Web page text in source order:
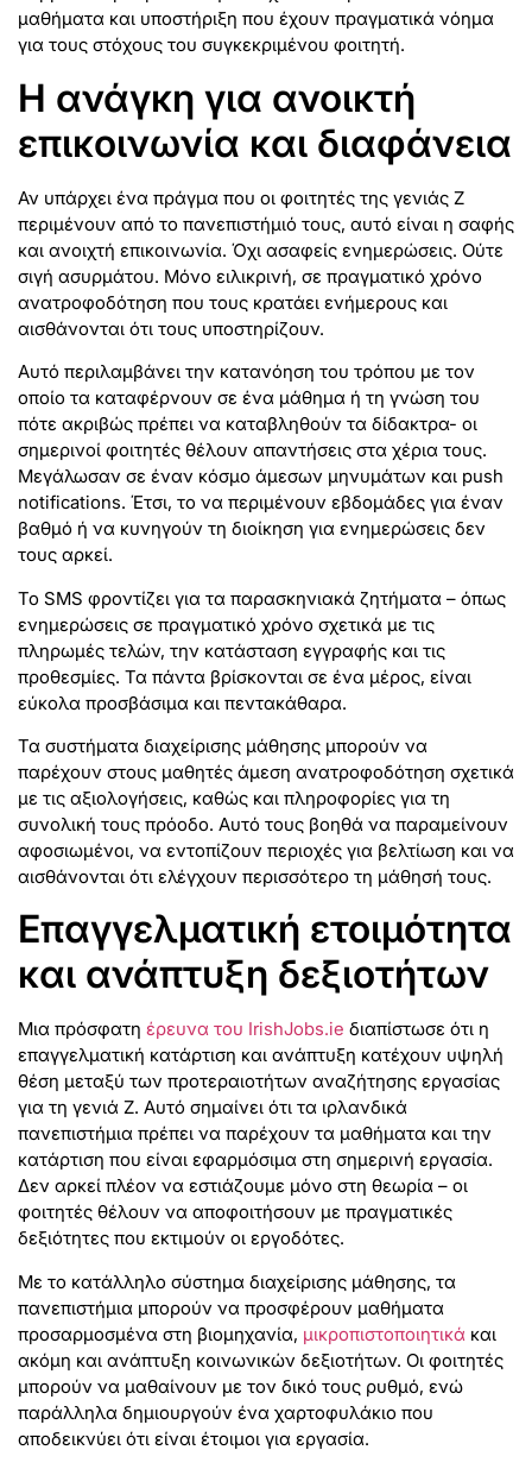
μαθήματα και υποστήριξη που έχουν πραγματικά νόημα
για τους στόχους του συγκεκριμένου φοιτητή.
Η ανάγκη για ανοικτή
επικοινωνία και διαφάνεια
Αν υπάρχει ένα πράγμα που οι φοιτητές της γενιάς Z
περιμένουν από το πανεπιστήμιό τους, αυτό είναι η σαφής
και ανοιχτή επικοινωνία. Όχι ασαφείς ενημερώσεις. Ούτε
σιγή ασυρμάτου. Μόνο ειλικρινή, σε πραγματικό χρόνο
ανατροφοδότηση που τους κρατάει ενήμερους και
αισθάνονται ότι τους υποστηρίζουν.
Αυτό περιλαμβάνει την κατανόηση του τρόπου με τον
οποίο τα καταφέρνουν σε ένα μάθημα ή τη γνώση του
πότε ακριβώς πρέπει να καταβληθούν τα δίδακτρα- οι
σημερινοί φοιτητές θέλουν απαντήσεις στα χέρια τους.
Μεγάλωσαν σε έναν κόσμο άμεσων μηνυμάτων και push
notifications. Έτσι, το να περιμένουν εβδομάδες για έναν
βαθμό ή να κυνηγούν τη διοίκηση για ενημερώσεις δεν
τους αρκεί.
Το SMS φροντίζει για τα παρασκηνιακά ζητήματα – όπως
ενημερώσεις σε πραγματικό χρόνο σχετικά με τις
πληρωμές τελών, την κατάσταση εγγραφής και τις
προθεσμίες. Τα πάντα βρίσκονται σε ένα μέρος, είναι
εύκολα προσβάσιμα και πεντακάθαρα.
Τα συστήματα διαχείρισης μάθησης μπορούν να
παρέχουν στους μαθητές άμεση ανατροφοδότηση σχετικά
με τις αξιολογήσεις, καθώς και πληροφορίες για τη
συνολική τους πρόοδο. Αυτό τους βοηθά να παραμείνουν
αφοσιωμένοι, να εντοπίζουν περιοχές για βελτίωση και να
αισθάνονται ότι ελέγχουν περισσότερο τη μάθησή τους.
Επαγγελματική ετοιμότητα
και ανάπτυξη δεξιοτήτων
Μια πρόσφατη έρευνα του IrishJobs.ie διαπίστωσε ότι η
επαγγελματική κατάρτιση και ανάπτυξη κατέχουν υψηλή
θέση μεταξύ των προτεραιοτήτων αναζήτησης εργασίας
για τη γενιά Z. Αυτό σημαίνει ότι τα ιρλανδικά
πανεπιστήμια πρέπει να παρέχουν τα μαθήματα και την
κατάρτιση που είναι εφαρμόσιμα στη σημερινή εργασία.
Δεν αρκεί πλέον να εστιάζουμε μόνο στη θεωρία – οι
φοιτητές θέλουν να αποφοιτήσουν με πραγματικές
δεξιότητες που εκτιμούν οι εργοδότες.
Με το κατάλληλο σύστημα διαχείρισης μάθησης, τα
πανεπιστήμια μπορούν να προσφέρουν μαθήματα
προσαρμοσμένα στη βιομηχανία, μικροπιστοποιητικά και
ακόμη και ανάπτυξη κοινωνικών δεξιοτήτων. Οι φοιτητές
μπορούν να μαθαίνουν με τον δικό τους ρυθμό, ενώ
παράλληλα δημιουργούν ένα χαρτοφυλάκιο που
αποδεικνύει ότι είναι έτοιμοι για εργασία.